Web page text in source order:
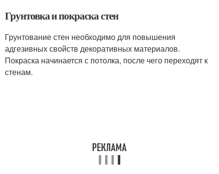
Грунтовка и покраска стен
Грунтование стен необходимо для повышения
адгезивных свойств декоративных материалов.
Покраска начинается с потолка, после чего переходят к
стенам.